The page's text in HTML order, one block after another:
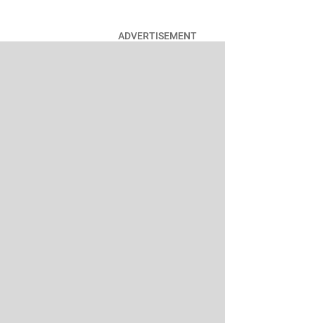
ADVERTISEMENT